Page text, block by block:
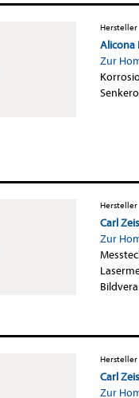
Hersteller
Alicona
Zur
Hersteller
Carl
Zur
Hersteller
Carl
Zur